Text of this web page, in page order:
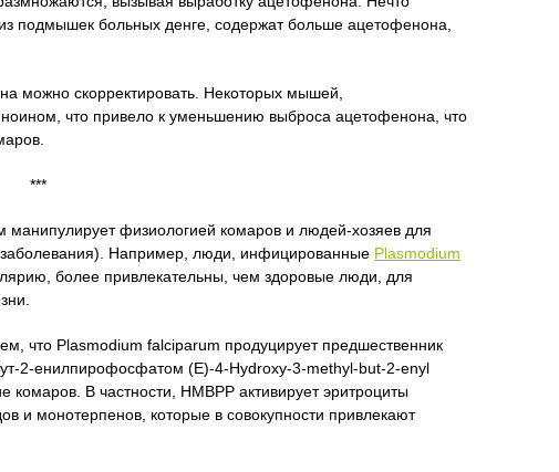
подмышек больных денге, содержат больше ацетофенона,
можно скорректировать. Некоторых мышей,
что привело к уменьшению выброса ацетофенона, что
***
манипулирует физиологией комаров и людей-хозяев для
заболевания). Например, люди, инфицированные Plasmodium
более привлекательны, чем здоровые люди, для
что Plasmodium falciparum продуцирует предшественник
2-енилпирофосфатом (E)-4-Hydroxy-3-methyl-but-2-enyl
В частности, HMBPP активирует эритроциты
и монотерпенов, которые в совокупности привлекают